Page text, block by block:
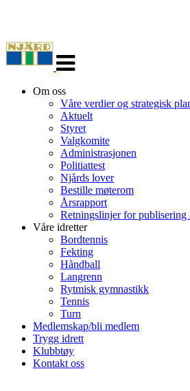
navigasjon
Om oss
Våre verdier og strategisk
Aktuelt
Styret
Valgkomite
Administrasjonen
Politiattest
Njårds lover
Bestille møterom
Årsrapport
Retningslinjer for
Våre idretter
Bordtennis
Fekting
Håndball
Langrenn
Rytmisk gymnastikk
Tennis
Turn
Medlemskap/bli medlem
Trygg idrett
Klubbtøy
Kontakt oss